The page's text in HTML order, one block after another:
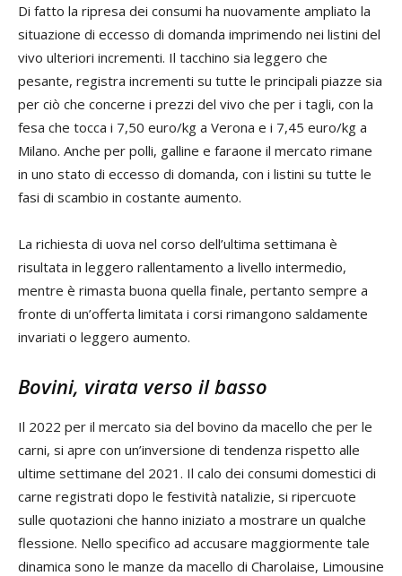
Di fatto la ripresa dei consumi ha nuovamente ampliato la
situazione di eccesso di domanda imprimendo nei listini del
vivo ulteriori incrementi. Il tacchino sia leggero che
pesante, registra incrementi su tutte le principali piazze sia
per ciò che concerne i prezzi del vivo che per i tagli, con la
fesa che tocca i 7,50 euro/kg a Verona e i 7,45 euro/kg a
Milano. Anche per polli, galline e faraone il mercato rimane
in uno stato di eccesso di domanda, con i listini su tutte le
fasi di scambio in costante aumento.
La richiesta di uova nel corso dell’ultima settimana è
risultata in leggero rallentamento a livello intermedio,
mentre è rimasta buona quella finale, pertanto sempre a
fronte di un’offerta limitata i corsi rimangono saldamente
invariati o leggero aumento.
Bovini, virata verso il basso
Il 2022 per il mercato sia del bovino da macello che per le
carni, si apre con un’inversione di tendenza rispetto alle
ultime settimane del 2021. Il calo dei consumi domestici di
carne registrati dopo le festività natalizie, si ripercuote
sulle quotazioni che hanno iniziato a mostrare un qualche
flessione. Nello specifico ad accusare maggiormente tale
dinamica sono le manze da macello di Charolaise, Limousine